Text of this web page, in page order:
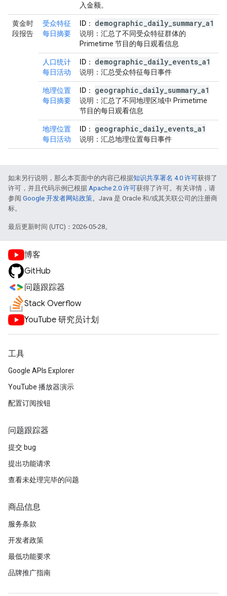
入金额。
黄金时
段报告
受众特征
每日摘要
ID ： demographic daily summary a1
说明 ：汇总了不同受众特征群体的
Primetime 节目的每日观看信息
人口统计
每日活动
ID ： demographic daily events a1
说明 ：汇总受众特征每日事件
地理位置
每日摘要
ID ： geographic daily summary a1
说明 ：汇总了不同地理区域中 Primetime
节目的每日观看信息
地理位置
每日活动
ID ： geographic daily events a1
说明 ：汇总地理位置每日事件
如未另行说明，那么本页面中的内容已根据知识共享署名 4.0 许可获得了
许可，并且代码示例已根据 Apache 2.0 许可获得了许可。有关详情，请
参阅 Google 开发者网站政策。Java 是 Oracle 和/或其关联公司的注册商
标。
最后更新时间 (UTC)：2026-05-28。
博客
GitHub
问题跟踪器
Stack Overflow
YouTube 研究员计划
工具
Google APIs Explorer
YouTube 播放器演示
配置订阅按钮
问题跟踪器
提交 bug
提出功能请求
查看未处理完毕的问题
商品信息
服务条款
开发者政策
最低功能要求
品牌推广指南